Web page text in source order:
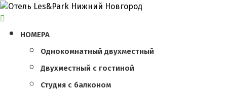
НОМЕРА
Однокомнатный двухместный
Двухместный с гостиной
Студия с балконом